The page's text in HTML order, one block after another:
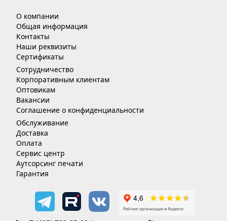
О компании
Общая информация
Контакты
Наши реквизиты
Сертификаты
Сотрудничество
Корпоративным клиентам
Оптовикам
Вакансии
Соглашение о конфиденциальности
Обслуживание
Доставка
Оплата
Сервис центр
Аутсорсинг печати
Гарантия